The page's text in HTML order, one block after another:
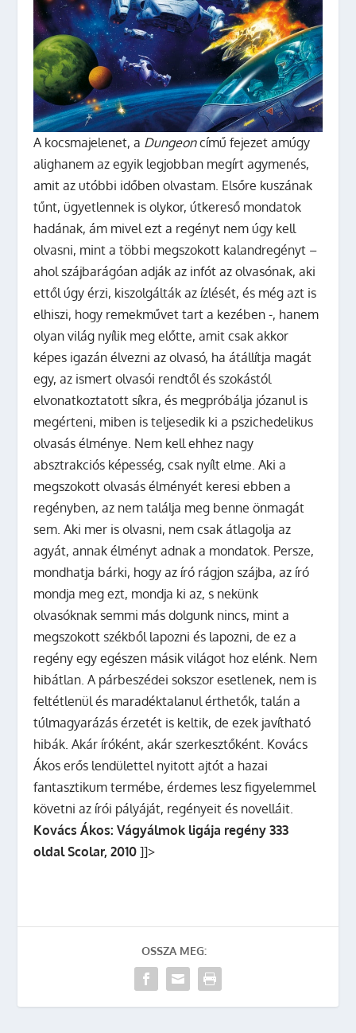
A kocsmajelenet, a Dungeoncímű fejezet amúgy
alighanem az egyik legjobban megírt agymenés,
amit az utóbbi időben olvastam. Elsőre kuszának
tűnt, ügyetlennek is olykor, útkereső mondatok
hadának, ám mivel ezt a regényt nem úgy kell
olvasni, mint a többi megszokott kalandregényt –
ahol szájbarágóan adják az infót az olvasónak, aki
ettől úgy érzi, kiszolgálták az ízlését, és még azt is
elhiszi, hogy remekművet tart a kezében -, hanem
olyan világ nyílik meg előtte, amit csak akkor
képes igazán élvezni az olvasó, ha átállítja magát
egy, az ismert olvasói rendtől és szokástól
elvonatkoztatott síkra, és megpróbálja józanul is
megérteni, miben is teljesedik ki a pszichedelikus
olvasás élménye. Nem kell ehhez nagy
absztrakciós képesség, csak nyílt elme. Aki a
megszokott olvasás élményét keresi ebben a
regényben, az nem találja meg benne önmagát
sem. Aki mer is olvasni, nem csak átlagolja az
agyát, annak élményt adnak a mondatok. Persze,
mondhatja bárki, hogy az író rágjon szájba, az író
mondja meg ezt, mondja ki az, s nekünk
olvasóknak semmi más dolgunk nincs, mint a
megszokott székből lapozni és lapozni, de ez a
regény egy egészen másik világot hoz elénk. Nem
hibátlan. A párbeszédei sokszor esetlenek, nem is
feltétlenül és maradéktalanul érthetők, talán a
túlmagyarázás érzetét is keltik, de ezek javítható
hibák. Akár íróként, akár szerkesztőként. Kovács
Ákos erős lendülettel nyitott ajtót a hazai
fantasztikum termébe, érdemes lesz figyelemmel
követni az írói pályáját, regényeit és novelláit.
Kovács Ákos: Vágyálmok ligája regény 333
oldal Scolar, 2010]]>
OSSZA MEG: